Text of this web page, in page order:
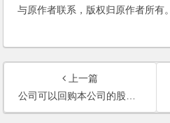
与原作者联系，版权归原作者所有。
上一篇
公司可以回购本公司的股份吗？职工离退职时，企业要求其退出股份的做法是否属于公司回购的情形？